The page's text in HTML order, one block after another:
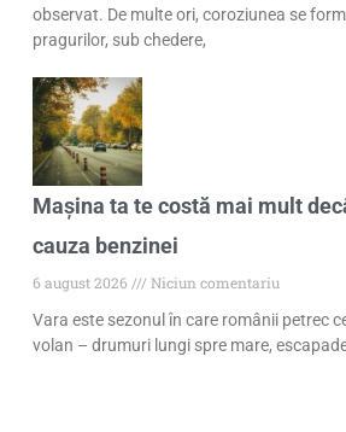
observat. De multe ori, coroziunea se
pragurilor, sub chedere,
Mașina ta te costă mai mult
cauza benzinei
6 august 2026
Niciun comentariu
Vara este sezonul în care românii petrec
volan – drumuri lungi spre mare,